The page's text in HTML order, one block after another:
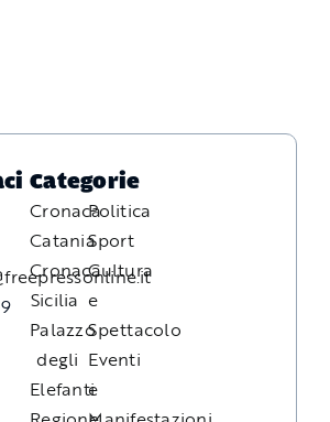
Categorie
Cronaca
Catania
Cronaca
Sicilia
Palazzo
degli
Elefanti
Politica
Sport
Cultura
e
Spettacolo
Eventi
e